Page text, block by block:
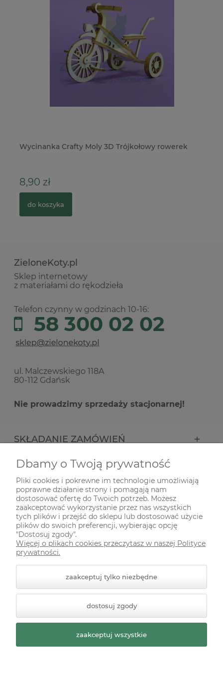
Wycinanka Crafty Moly 3D Trójkołowy rowerek
8,90 zł
do koszyka
ZieloneKoty.pl
Sklep internetowy
z materiałami do rękodzieła
Telefon czynny w godzinach 10-16:
58 300 02 02
ul. Malczewskiego 118A
80-112 Gdańsk
Nie prowadzimy sprzedaży stacjonarnej!
SKŁADANIE ZAMÓWIEŃ
INFORMACJE
ODWIEDŹ NAS NA
Styl graficzny ShopGadget.pl
Sklep internetowy Shoper
Premium
Dbamy o Twoją prywatność
Pliki cookies i pokrewne im technologie umożliwiają
poprawne działanie strony i pomagają nam
dostosować ofertę do Twoich potrzeb. Możesz
zaakceptować wykorzystanie przez nas wszystkich
tych plików i przejść do sklepu lub dostosować użycie
plików do swoich preferencji, wybierając opcję
"Dostosuj zgody".
Więcej o plikach cookies przeczytasz w naszej Polityce
prywatności.
zaakceptuj tylko niezbędne
dostosuj zgody
zaakceptuj wszystkie